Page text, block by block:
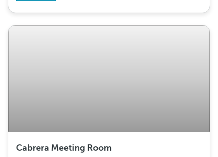
Cabrera Meeting Room